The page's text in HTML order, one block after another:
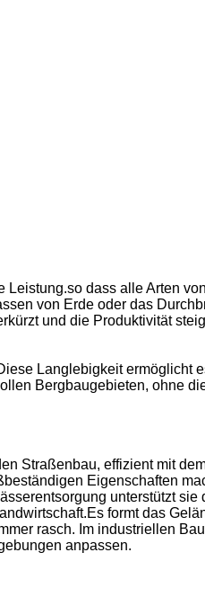
dass alle Arten
von Erde oder das
und die Produktivität
Langlebigkeit ermöglicht
Bergbaugebieten, ohne
Straßenbau, effizient mit
Eigenschaften
unterstützt
formt das
rasch. Im industriellen
anpassen.